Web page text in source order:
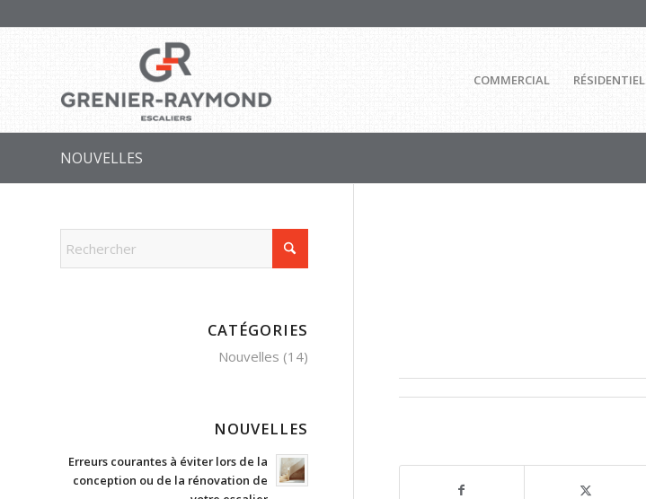
COMMERCIAL RÉSIDENTIEL
NOUVELLES
CATÉGORIES
Nouvelles (14)
NOUVELLES
Erreurs courantes à éviter lors de la
conception ou de la rénovation de